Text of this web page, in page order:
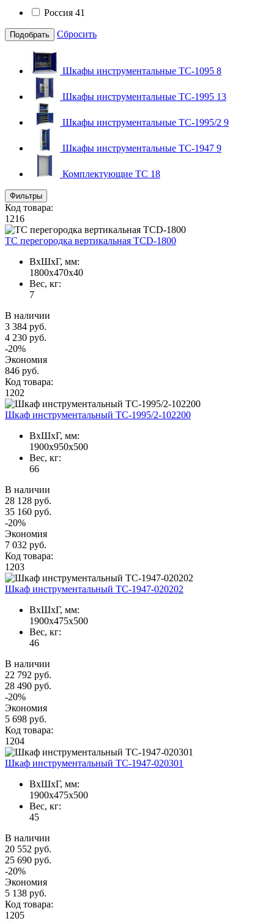
Россия 41
Подобрать Сбросить
Шкафы инструментальные TC-1095 8
Шкафы инструментальные TC-1995 13
Шкафы инструментальные ТС-1995/2 9
Шкафы инструментальные ТС-1947 9
Комплектующие ТС 18
Фильтры
Код товара:
1216
TC перегородка вертикальная TCD-1800
ВxШxГ, мм:
1800x470x40
Вес, кг:
7
В наличии
3 384 руб.
4 230 руб.
-20%
Экономия
846 руб.
Код товара:
1202
Шкаф инструментальный TC-1995/2-102200
ВxШxГ, мм:
1900x950x500
Вес, кг:
66
В наличии
28 128 руб.
35 160 руб.
-20%
Экономия
7 032 руб.
Код товара:
1203
Шкаф инструментальный TC-1947-020202
ВxШxГ, мм:
1900x475x500
Вес, кг:
46
В наличии
22 792 руб.
28 490 руб.
-20%
Экономия
5 698 руб.
Код товара:
1204
Шкаф инструментальный TC-1947-020301
ВxШxГ, мм:
1900x475x500
Вес, кг:
45
В наличии
20 552 руб.
25 690 руб.
-20%
Экономия
5 138 руб.
Код товара:
1205